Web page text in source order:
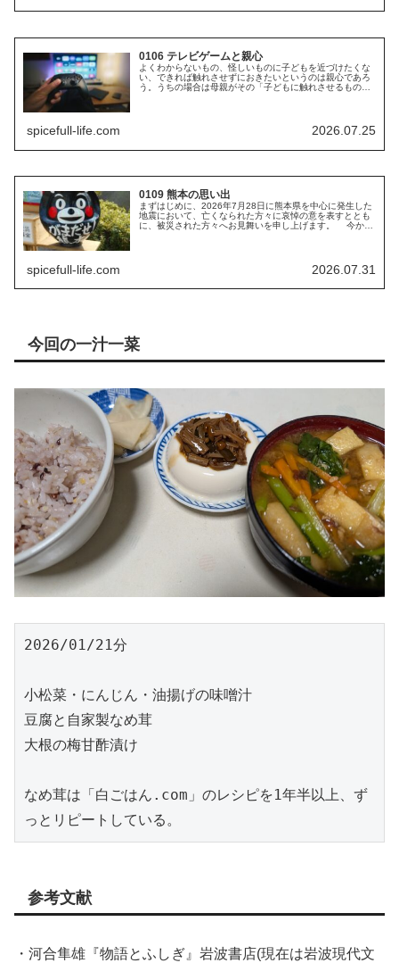
0106 テレビゲームと親心
よくわからないもの、怪しいものに子どもを近づけたくな
い、できれば触れさせずにおきたいというのは親心であろ
う。うちの場合は母親がその「子どもに触れさせるもの、
spicefull-life.com 2026.07.25
0109 熊本の思い出
まずはじめに、2026年7月28日に熊本県を中心に発生した
地震において、亡くなられた方々に哀悼の意を表すととも
に、被災された方々へお見舞いを申し上げます。 今から
spicefull-life.com 2026.07.31
今回の一汁一菜
2026/01/21分
小松菜・にんじん・油揚げの味噌汁
豆腐と自家製なめ茸
大根の梅甘酢漬け
なめ茸は「白ごはん.com」のレシピを1年半以上、ず
っとリピートしている。
参考文献
・河合隼雄『物語とふしぎ』岩波書店(現在は岩波現代文